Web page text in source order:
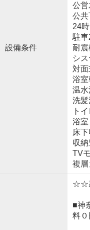
設備条件
公営
公共
24
駐
耐震
シ
対
浴
温水
洗髪
ト
浴室
床
収納
TV
複層
☆☆
■神
料０